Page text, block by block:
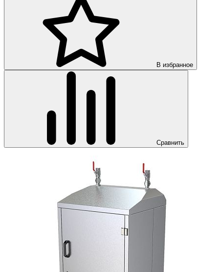
В избранное
Сравнить